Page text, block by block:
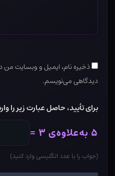
ذخیره نام، ایمیل و وبسایت من
دیدگاهی می‌نویسم.
برای تأیید، حاصل عبارت زیر را
۵ به‌علاوه‌ی ۳ =
(جواب را با عدد انگلیسی وارد کنید)